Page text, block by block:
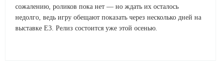
сожалению, роликов пока нет — но ждать их осталось
недолго, ведь игру обещают показать через несколько дней на
выставке E3. Релиз состоится уже этой осенью.